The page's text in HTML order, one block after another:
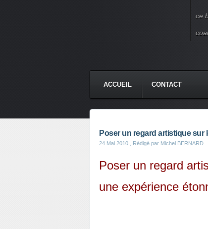
ce
ACCUEIL CONTACT
Poser un regard artistique
24 Mai 2010 , Rédigé par Michel BERNARD
Poser un regard
une expérience